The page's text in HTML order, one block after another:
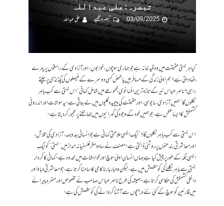
تبصرہ: علی عبداللہ
03/09/2025
تبصرہ لکھیے علی عبداللہ
کیا ہر بستی حقیقت میں وہ قید خانہ ہے جو ہماری سوچوں، خوابوں، اور آزادی کے راستوں پر پہرے
بٹھا دیتی ہے؟ ہم اپنی زندگی کے مسافر ہیں یا محض کسی دوسرے کے فیصلوں کی پگڈنڈی پر چلتے
راہی؟ ناصر عباس نیر کے تازہ ترین افسانوی مجموعے میں شامل کہانی “اس بستی سے کب باہر
نکلوں گا” ہمیں آزادی، مایوسی، اور حقیقت کی پیچیدہ گلیوں میں لے جاتی ہے- یہ سوالات اور اندرونی
کشمکش کا ایسا عکس ہے، جو ہمیں خود کے وجود کی گہرائیوں میں جھانکنے پر مجبور کر دیتا ہے-
اس بستی سے کب باہر نکلوں گا؟” ایک ایسی علامتی کہانی ہے جو انسانی جدوجہد، آزادی کی تلاش،
اور معاشرتی بندھنوں پر روشنی ڈالتی ہے- مصنف نے سادہ مگر فلسفیانہ انداز میں “بستی” کو ایک
ایسی جگہ کے طور پر پیش کیا ہے جہاں انسان اپنی سوچ اور خواہشات میں محدود ہے- کہانی کا کردار
بستی سے باہر نکلنے کی کوشش میں ہے، لیکن وہ بار بار ناکامی کا سامنا کرتا ہے، جو معاشرتی دباؤ اور
داخلی کشمکش کی عکاسی کرتا ہے- ہمیشہ کی طرح ناصر عباس صاحب نے مخصوص اور منفرد پیرائے
میں قارئین کو سوچ کے کئی نئے دریچوں سے آشنا کروانے کی کوشش کی ہے-